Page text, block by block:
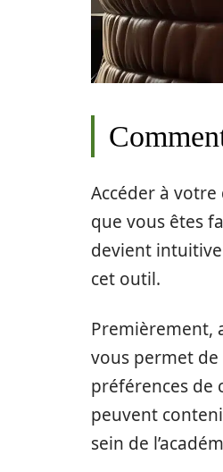
Accéder à
que vous êtes
devient
cet outil.
Premièrement,
vous permet
préférences de
peuvent
sein de